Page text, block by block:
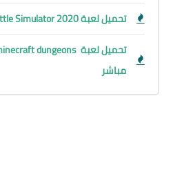
تحميل لعبة Totally Accurate Battle Simulator 2020
مباشر